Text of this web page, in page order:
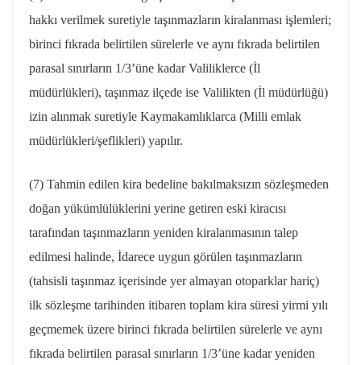
hakkı verilmek suretiyle taşınmazların kiralanması işlemleri;
birinci fıkrada belirtilen sürelerle ve aynı fıkrada belirtilen
parasal sınırların 1/3’üne kadar Valiliklerce (İl
müdürlükleri), taşınmaz ilçede ise Valilikten (İl müdürlüğü)
izin alınmak suretiyle Kaymakamlıklarca (Milli emlak
müdürlükleri/şeflikleri) yapılır.
(7) Tahmin edilen kira bedeline bakılmaksızın sözleşmeden
doğan yükümlülüklerini yerine getiren eski kiracısı
tarafından taşınmazların yeniden kiralanmasının talep
edilmesi halinde, İdarece uygun görülen taşınmazların
(tahsisli taşınmaz içerisinde yer almayan otoparklar hariç)
ilk sözleşme tarihinden itibaren toplam kira süresi yirmi yılı
geçmemek üzere birinci fıkrada belirtilen sürelerle ve aynı
fıkrada belirtilen parasal sınırların 1/3’üne kadar yeniden